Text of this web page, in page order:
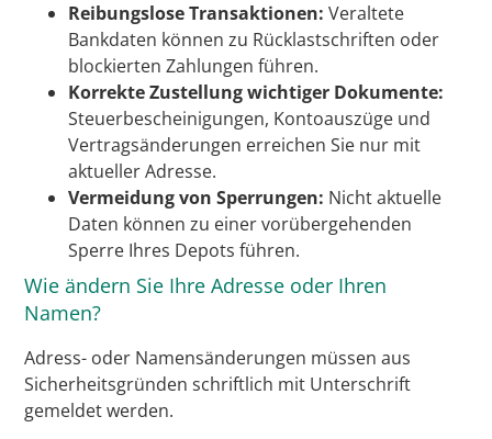
Reibungslose Transaktionen: Veraltete
Bankdaten können zu Rücklastschriften oder
blockierten Zahlungen führen.
Korrekte Zustellung wichtiger Dokumente:
Steuerbescheinigungen, Kontoauszüge und
Vertragsänderungen erreichen Sie nur mit
aktueller Adresse.
Vermeidung von Sperrungen: Nicht aktuelle
Daten können zu einer vorübergehenden
Sperre Ihres Depots führen.
Wie ändern Sie Ihre Adresse oder Ihren
Namen?
Adress- oder Namensänderungen müssen aus
Sicherheitsgründen schriftlich mit Unterschrift
gemeldet werden.